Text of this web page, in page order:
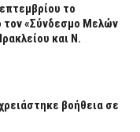
το
τον «Σύνδεσμο Μελών
και Ν.
βοήθεια σε